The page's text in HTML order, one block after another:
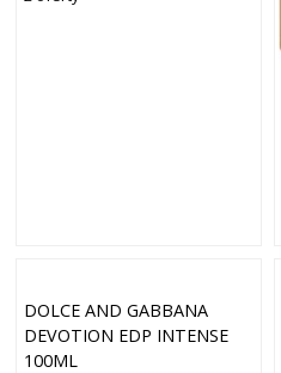
DOLCE AND GABBANA
DEVOTION EDP INTENSE
100ML